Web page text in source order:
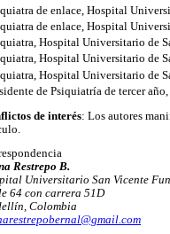
de enlace, Hospital
de enlace, Hospital
Hospital Universitario de
Hospital Universitario de
Hospital Universitario de
de Psiquiatría de tercer
de interés: Los autores
Restrepo B.
Universitario San Vicente
64 con carrera 51D
Colombia